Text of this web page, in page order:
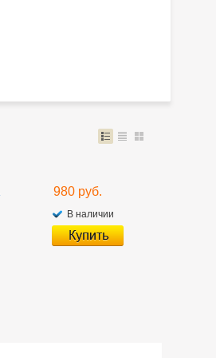
980 руб.
В наличии